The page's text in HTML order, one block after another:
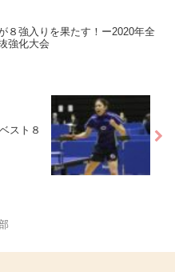
８強入りを果たす！ー2020年全
強化大会
スト８